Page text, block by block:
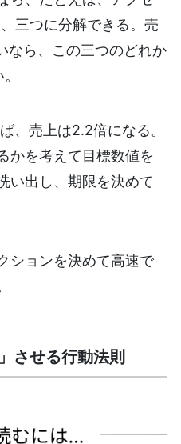
三つに分解できる。売
なら、この三つのどれか
、売上は2.2倍になる。
かを考えて目標数値を
い出し、期限を決めて
ションを決めて高速で
させる行動法則